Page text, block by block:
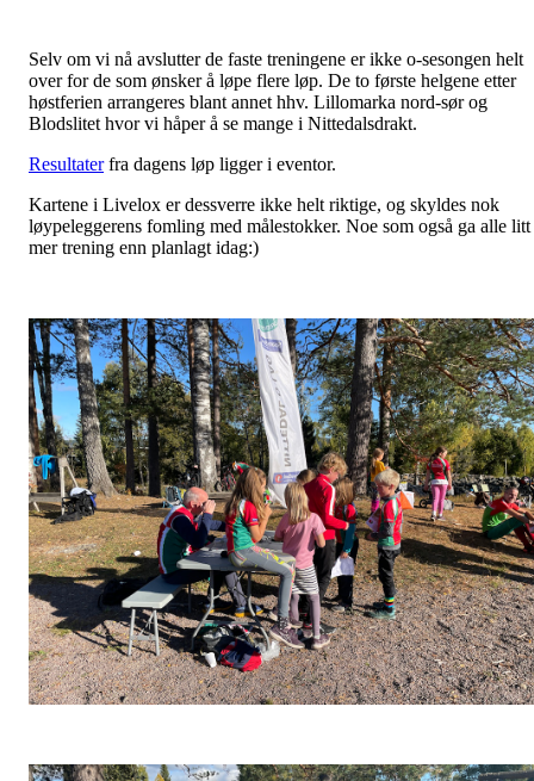
Selv om vi nå avslutter de faste treningene er ikke o-sesongen helt
over for de som ønsker å løpe flere løp. De to første helgene etter
høstferien arrangeres blant annet hhv. Lillomarka nord-sør og
Blodslitet hvor vi håper å se mange i Nittedalsdrakt.
Resultaterfra dagens løp ligger i eventor.
Kartene i Livelox er dessverre ikke helt riktige, og skyldes nok
løypeleggerens fomling med målestokker. Noe som også ga alle litt
mer trening enn planlagt idag:)